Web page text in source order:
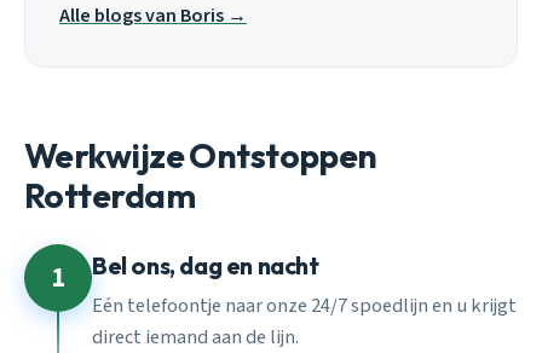
Alle blogs van Boris →
Werkwijze Ontstoppen
Rotterdam
1 Bel ons, dag en nacht
Eén telefoontje naar onze 24/7 spoedlijn en u krijgt
direct iemand aan de lijn.